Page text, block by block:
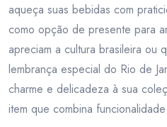
aqueça suas bebidas com
como opção de presente para
apreciam a cultura brasileira ou
lembrança especial do Rio de
charme e delicadeza à sua
item que combina